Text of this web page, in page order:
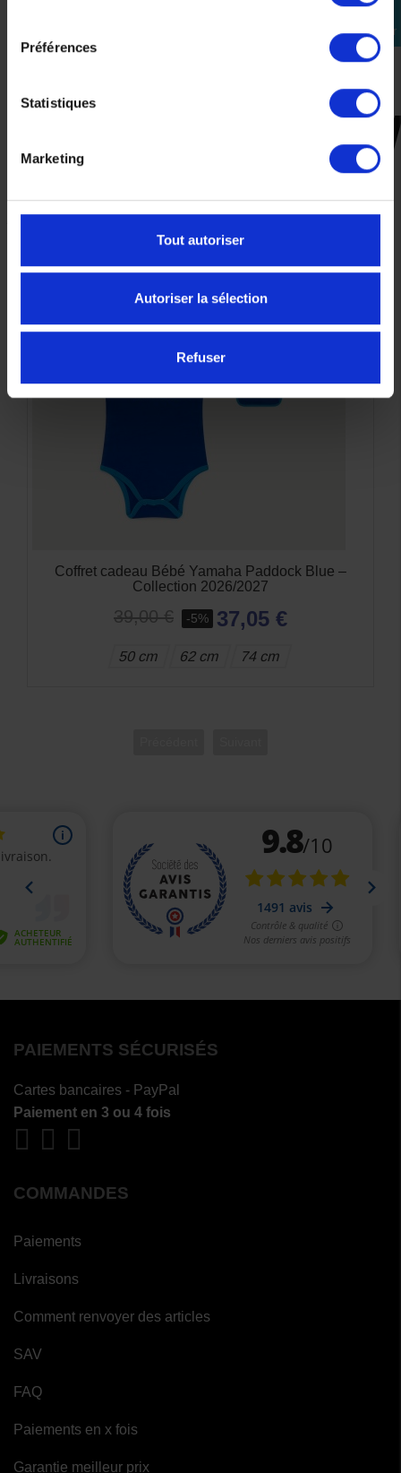
Préférences
Statistiques
Marketing
Tout autoriser
Autoriser la sélection
Refuser
connecter
SUSCEPTIBLES DE VOUS
INTÉRESSER
Coffret cadeau Bébé Yamaha Paddock Blue –
Collection 2026/2027
39,00 € -5% 37,05 €
50 cm 62 cm 74 cm
PAIEMENTS SÉCURISÉS
Cartes bancaires - PayPal
Paiement en 3 ou 4 fois
COMMANDES
Paiements
Livraisons
Comment renvoyer des articles
SAV
FAQ
Paiements en x fois
Garantie meilleur prix